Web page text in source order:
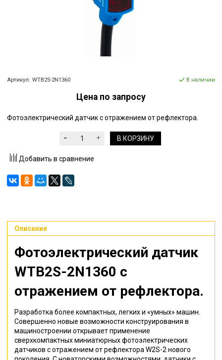
Артикул: WTB2S-2N1360 В наличии
Цена по запросу
Фотоэлектрический датчик с отражением от рефлектора.
В КОРЗИНУ
Добавить в сравнение
Описание
Фотоэлектрический датчик
WTB2S-2N1360 с
отражением от рефлектора.
Разработка более компактных, легких и «умных» машин.
Совершенно новые возможности конструирования в
машиностроении открывает применение
сверхкомпактных миниатюрных фотоэлектрических
датчиков с отражением от рефлектора W2S-2 нового